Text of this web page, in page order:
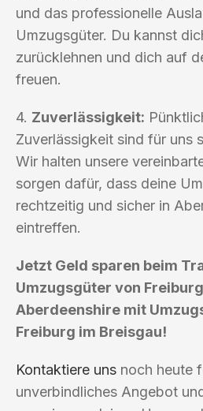
und das professionelle
Umzugsgüter. Du kannst
zurücklehnen und dich auf
freuen.
4. Zuverlässigkeit:
Zuverlässigkeit sind für uns
Wir halten unsere
sorgen dafür, dass deine
rechtzeitig und sicher in
eintreffen.
Jetzt Geld sparen beim
Umzugsgüter von
Aberdeenshire mit
Freiburg im Breisgau!
Kontaktiere uns noch heute
unverbindliches Angebot